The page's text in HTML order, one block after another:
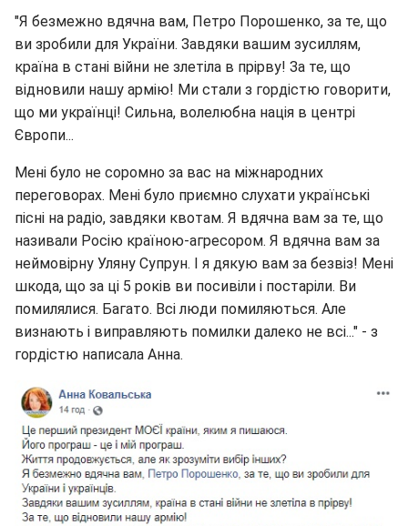
"Я безмежно вдячна вам, Петро Порошенко, за те, що
ви зробили для України. Завдяки вашим зусиллям,
країна в стані війни не злетіла в прірву! За те, що
відновили нашу армію! Ми стали з гордістю говорити,
що ми українці! Сильна, волелюбна нація в центрі
Європи...
Мені було не соромно за вас на міжнародних
переговорах. Мені було приємно слухати українські
пісні на радіо, завдяки квотам. Я вдячна вам за те, що
називали Росію країною-агресором. Я вдячна вам за
неймовірну Уляну Супрун. І я дякую вам за безвіз! Мені
шкода, що за ці 5 років ви посивіли і постаріли. Ви
помилялися. Багато. Всі люди помиляються. Але
визнають і виправляють помилки далеко не всі..." - з
гордістю написала Анна.